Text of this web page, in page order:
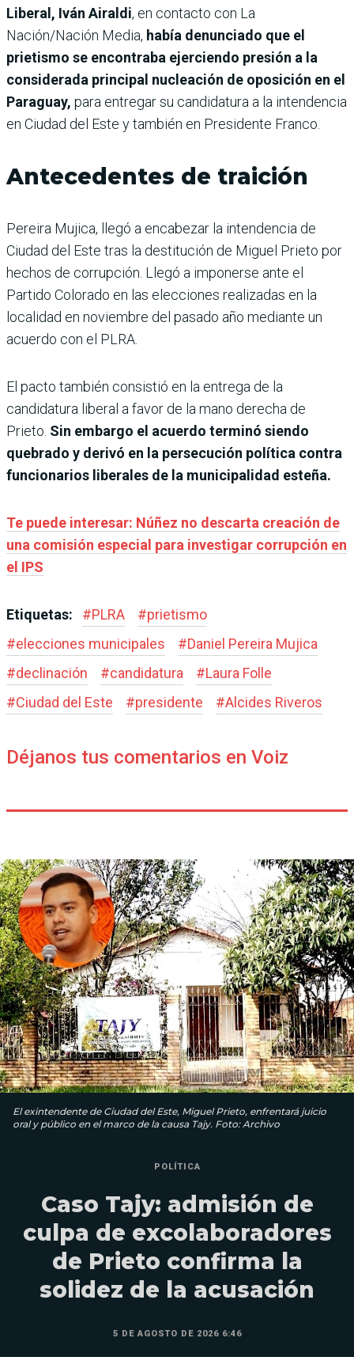
Liberal, Iván Airaldi, en contacto con La
Nación/Nación Media, había denunciado que el
prietismo se encontraba ejerciendo presión a la
considerada principal nucleación de oposición en el
Paraguay, para entregar su candidatura a la intendencia
en Ciudad del Este y también en Presidente Franco.
Antecedentes de traición
Pereira Mujica, llegó a encabezar la intendencia de
Ciudad del Este tras la destitución de Miguel Prieto por
hechos de corrupción. Llegó a imponerse ante el
Partido Colorado en las elecciones realizadas en la
localidad en noviembre del pasado año mediante un
acuerdo con el PLRA.
El pacto también consistió en la entrega de la
candidatura liberal a favor de la mano derecha de
Prieto. Sin embargo el acuerdo terminó siendo
quebrado y derivó en la persecución política contra
funcionarios liberales de la municipalidad esteña.
Te puede interesar: Núñez no descarta creación de
una comisión especial para investigar corrupción en
el IPS
Etiquetas: #PLRA #prietismo
#elecciones municipales #Daniel Pereira Mujica
#declinación #candidatura #Laura Folle
#Ciudad del Este #presidente #Alcides Riveros
Déjanos tus comentarios en Voiz
El exintendente de Ciudad del Este, Miguel Prieto, enfrentará juicio
oral y público en el marco de la causa Tajy. Foto: Archivo
POLÍTICA
Caso Tajy: admisión de
culpa de excolaboradores
de Prieto confirma la
solidez de la acusación
5 DE AGOSTO DE 2026 6:46